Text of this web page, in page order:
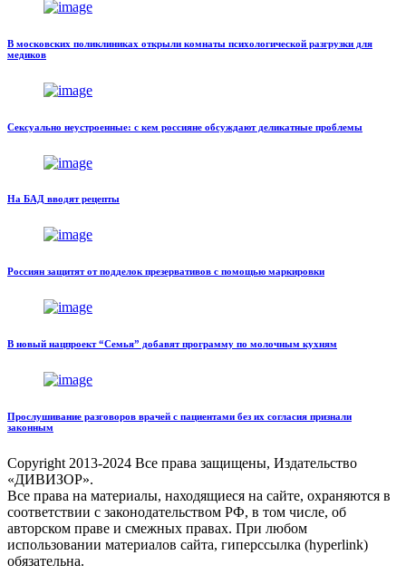
В московских поликлиниках открыли комнаты психологической разгрузки для
медиков
Сексуально неустроенные: с кем россияне обсуждают деликатные проблемы
На БАД вводят рецепты
Россиян защитят от подделок презервативов с помощью маркировки
В новый нацпроект “Семья” добавят программу по молочным кухням
Прослушивание разговоров врачей с пациентами без их согласия признали
законным
Copyright 2013-2024 Все права защищены, Издательство
«ДИВИЗОР».
Все права на материалы, находящиеся на сайте, охраняются в
соответствии с законодательством РФ, в том числе, об
авторском праве и смежных правах. При любом
использовании материалов сайта, гиперссылка (hyperlink)
обязательна.